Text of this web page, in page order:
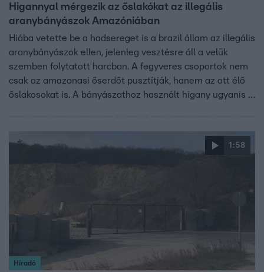
Higannyal mérgezik az őslakókat az illegális
aranybányászok Amazóniában
Hiába vetette be a hadsereget is a brazil állam az illegális
aranybányászok ellen, jelenleg vesztésre áll a velük
szemben folytatott harcban. A fegyveres csoportok nem
csak az amazonasi őserdőt pusztítják, hanem az ott élő
őslakosokat is. A bányászathoz használt higany ugyanis a
1:58
Híradó